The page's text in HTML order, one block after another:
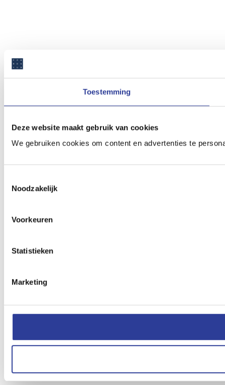
Toestemming
Deze website maakt gebruik van cookies
We gebruiken cookies om content en advertenties te
Noodzakelijk
Voorkeuren
Statistieken
Marketing